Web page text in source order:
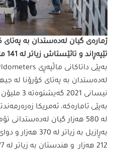
تێپەڕاند و تائێستاش زیاتر لە 141 ملیۆن توشبو تۆمار كراون.
نیسانی 2021 گەیشتوەتە 3 ملیۆن و 24 هەزار و 564 كەس.
بەپێی ئامارەكە، ئەمریكا
لە 580 هەزار گیان
بەڕازیل بە